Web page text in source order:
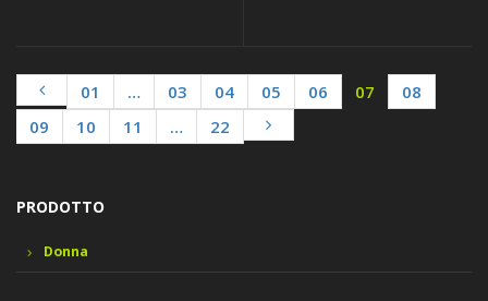
01 … 03 04 05 06 07
08
09
10 11 … 22
PRODOTTO
Donna